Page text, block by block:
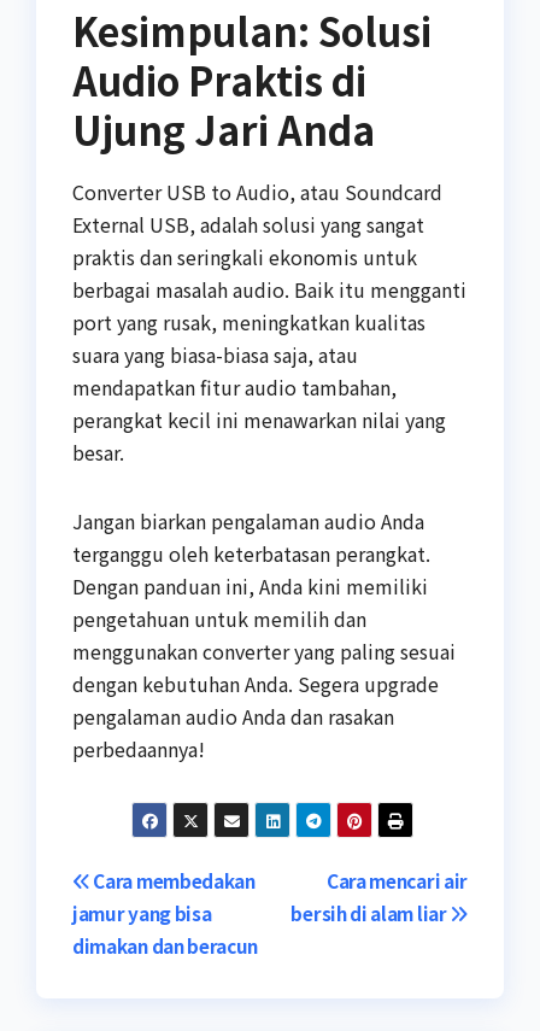
Kesimpulan: Solusi
Audio Praktis di
Ujung Jari Anda
Converter USB to Audio, atau Soundcard
External USB, adalah solusi yang sangat
praktis dan seringkali ekonomis untuk
berbagai masalah audio. Baik itu mengganti
port yang rusak, meningkatkan kualitas
suara yang biasa-biasa saja, atau
mendapatkan fitur audio tambahan,
perangkat kecil ini menawarkan nilai yang
besar.
Jangan biarkan pengalaman audio Anda
terganggu oleh keterbatasan perangkat.
Dengan panduan ini, Anda kini memiliki
pengetahuan untuk memilih dan
menggunakan converter yang paling sesuai
dengan kebutuhan Anda. Segera upgrade
pengalaman audio Anda dan rasakan
perbedaannya!
Navigasi
pos
Cara mencari air
bersih di alam liar
Cara membedakan
jamur yang bisa
dimakan dan beracun